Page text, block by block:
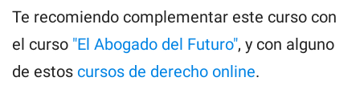
Te recomiendo complementar este curso con
el curso "El Abogado del Futuro", y con alguno
de estos cursos de derecho online.